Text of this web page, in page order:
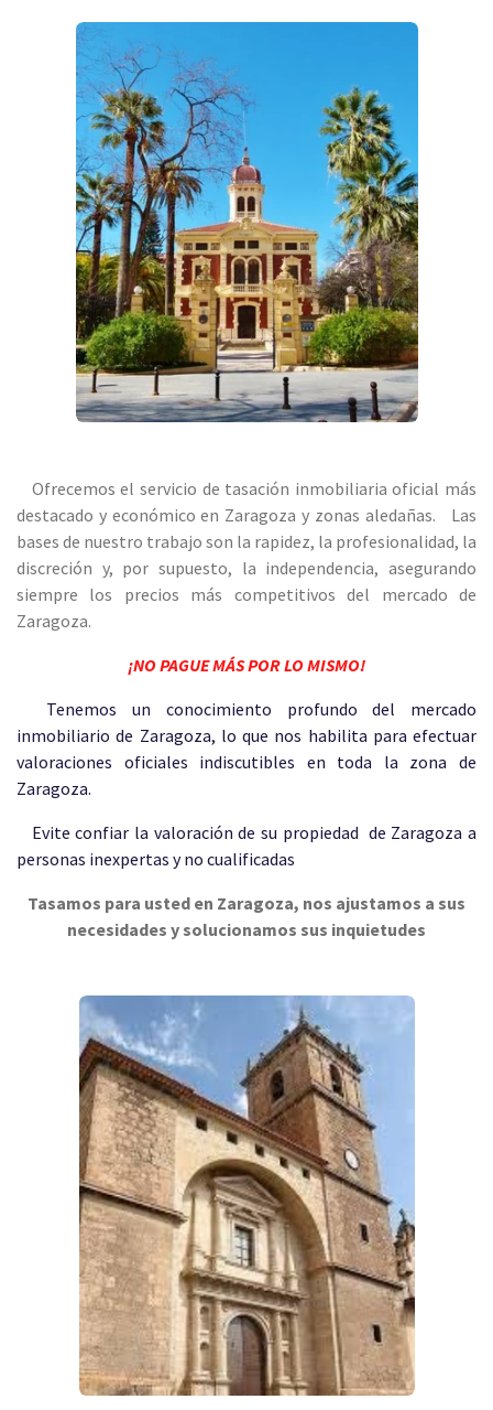
Ofrecemos el servicio de tasación inmobiliaria oficial más
destacado y económico en Zaragoza y zonas aledañas. Las
bases de nuestro trabajo son la rapidez, la profesionalidad, la
discreción y, por supuesto, la independencia, asegurando
siempre los precios más competitivos del mercado de
Zaragoza.
¡NO PAGUE MÁS POR LO MISMO!
Tenemos un conocimiento profundo del mercado
inmobiliario de Zaragoza, lo que nos habilita para efectuar
valoraciones oficiales indiscutibles en toda la zona de
Zaragoza.
Evite confiar la valoración de su propiedad de Zaragoza a
personas inexpertas y no cualificadas
Tasamos para usted en Zaragoza, nos ajustamos a sus
necesidades y solucionamos sus inquietudes